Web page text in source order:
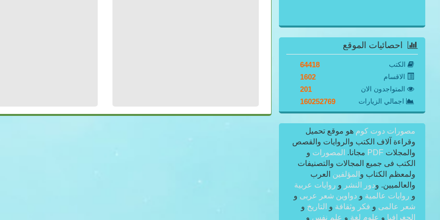
احصائيات الموقع
الكتب 64418
الاقسام 1602
المتواجدون الان 201
اجمالي الزيارات 160252769
مصورات دوت كوم هو موقع تحميل
وقراءة آلاف الكتب والروايات والقصص
والمجلات PDF مجانا. المصورات و
الكتب فى جميع المجالات والتصنيفات
ولمعظم الكتاب و المؤلفين العرب
والعالميين. ودور النشر و روايات عربية
و روايات عالمية و دواوين شعر عربى و
شعر عالمى و فكر وثقافة و التاريخ و
الجغرافيا و علوم لغة و علم نفس و